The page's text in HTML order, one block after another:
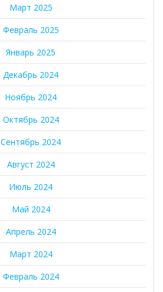
Март 2025
Февраль 2025
Январь 2025
Декабрь 2024
Ноябрь 2024
Октябрь 2024
Сентябрь 2024
Август 2024
Июль 2024
Май 2024
Апрель 2024
Март 2024
Февраль 2024